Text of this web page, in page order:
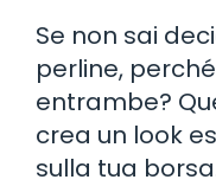
Se non sai
perline,
entrambe?
crea un look
sulla tua